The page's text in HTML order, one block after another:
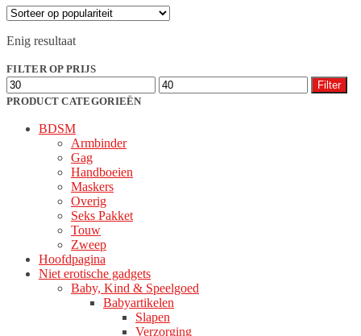
heeft
kan
Enig resultaat
FILTER OP PRIJS
Min.
prijs
Max.
prijs
Filter
PRODUCT CATEGORIEËN
BDSM
Armbinder
Gag
Handboeien
Maskers
Overig
Seks Pakket
Touw
Zweep
Hoofdpagina
Niet erotische gadgets
Baby, Kind & Speelgoed
Babyartikelen
Slapen
Verzorging